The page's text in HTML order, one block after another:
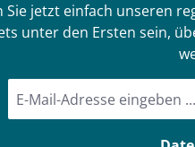
Sie jetzt einfach unseren
unter den Ersten sein,
Mail-